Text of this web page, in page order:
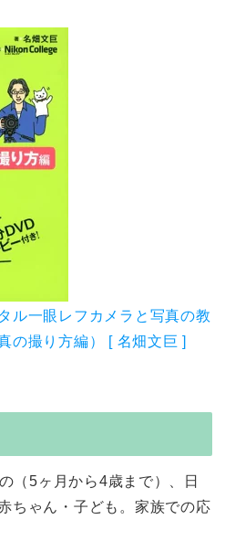
ル一眼レフカメラと写真の教
の撮り方編） [ 名畑文巨 ]
（5ヶ月から4歳まで）、日
ちゃん・子ども。家族での応